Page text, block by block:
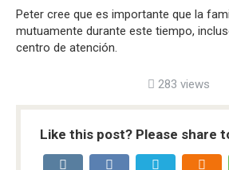
Peter cree que es importante que la
mutuamente durante este tiempo,
centro de atención.
283 views
Like this post? Please share